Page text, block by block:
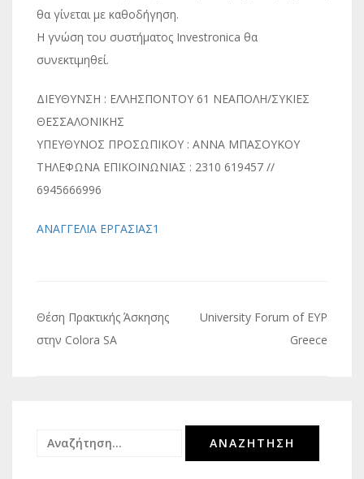
θα γίνεται με καθοδήγηση.
Η γνώση του συστήματος Investronica θα
συνεκτιμηθεί.
ΔΙΕΥΘΥΝΣΗ : ΕΛΛΗΣΠΟΝΤΟΥ 61 ΝΕΑΠΟΛΗ/ΣΥΚΙΕΣ
ΘΕΣΣΑΛΟΝΙΚΗΣ
ΥΠΕΥΘΥΝΟΣ ΠΡΟΣΩΠΙΚΟΥ : ΑΝΝΑ ΜΠΑΣΟΥΚΟΥ
ΤΗΛΕΦΩΝΑ ΕΠΙΚΟΙΝΩΝΙΑΣ : 2310 619457 //
6945666996
ΑΝΑΓΓΕΛΙΑ ΕΡΓΑΣΙΑΣ1
Πλοήγηση
άρθρων
Θέση Πρακτικής Άσκησης
στην Colora SA
University Forum of EYP
Greece
Αναζήτηση